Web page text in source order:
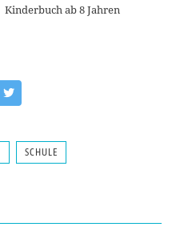
Kinderbuch ab 8 Jahren
SCHULE